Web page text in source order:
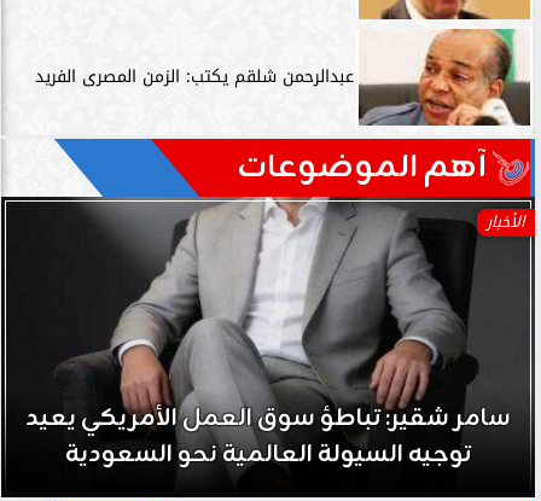
عبدالرحمن شلقم يكتب: الزمن المصرى الفريد
آهم الموضوعات
الأخبار
سامر شقير: تباطؤ سوق العمل الأمريكي يعيد
توجيه السيولة العالمية نحو السعودية